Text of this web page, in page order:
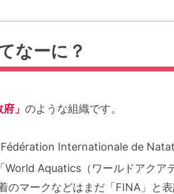
なーに？
」 のような組織です。
Internationale de
Aquatics（ワールドアクア
のマークなどはまだ「FINA」と